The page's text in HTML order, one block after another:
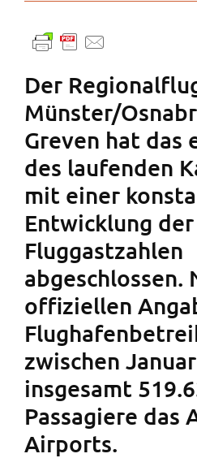
Der
Münster/
Greven hat das
des laufenden
mit einer
Entwicklung der
Fluggastzahlen
abgeschlossen.
offiziellen
zwischen
insgesamt
Passagiere das
Airports.